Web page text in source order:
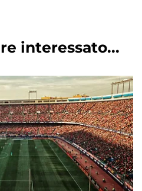
interessato...